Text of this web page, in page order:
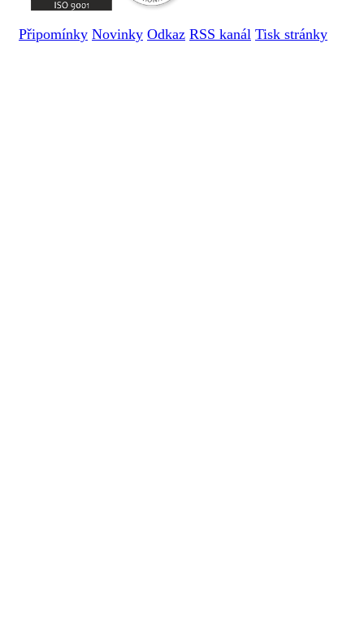
Připomínky Novinky Odkaz RSS kanál Tisk stránky